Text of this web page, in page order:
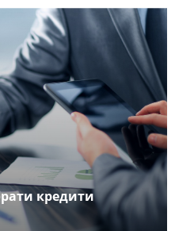
кредити